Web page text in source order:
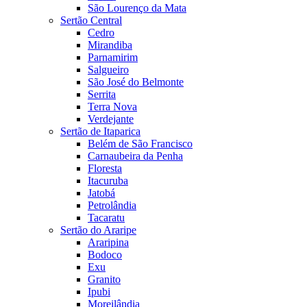
São Lourenço da Mata
Sertão Central
Cedro
Mirandiba
Parnamirim
Salgueiro
São José do Belmonte
Serrita
Terra Nova
Verdejante
Sertão de Itaparica
Belém de São Francisco
Carnaubeira da Penha
Floresta
Itacuruba
Jatobá
Petrolândia
Tacaratu
Sertão do Araripe
Araripina
Bodoco
Exu
Granito
Ipubi
Moreilândia